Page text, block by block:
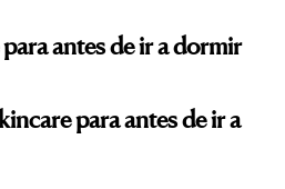
para antes de ir a